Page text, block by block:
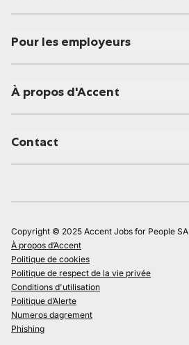
Pour les employeurs
À propos d'Accent
Contact
Copyright © 2025 Accent Jobs for People SA
À propos d’Accent
Politique de cookies
Politique de respect de la vie privée
Conditions d'utilisation
Politique d’Alerte
Numeros dagrement
Phishing